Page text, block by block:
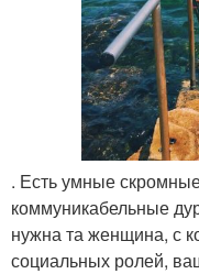
. Есть умные
коммуникабельные
нужна та женщина, с
социальных ролей,